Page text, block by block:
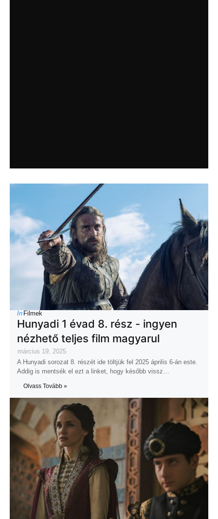
In Filmek
Hunyadi 1 évad 8. rész - ingyen
nézhető teljes film magyarul
március 19, 2025
A Hunyadi sorozat 8. részét ide töltjük fel 2025 április 6-án este.
Addig is mentsék el ezt a linket, hogy később vissz…
Olvass Tovább »